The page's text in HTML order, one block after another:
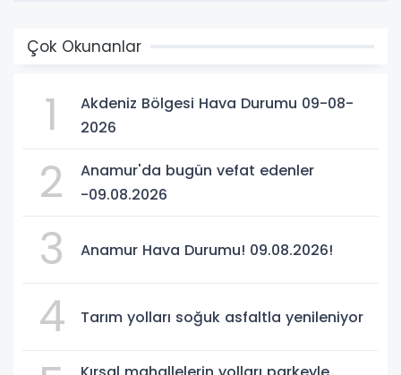
Çok Okunanlar
1
Akdeniz Bölgesi Hava Durumu 09-08-
2026
2
Anamur'da bugün vefat edenler
-09.08.2026
3 Anamur Hava Durumu! 09.08.2026!
4 Tarım yolları soğuk asfaltla yenileniyor